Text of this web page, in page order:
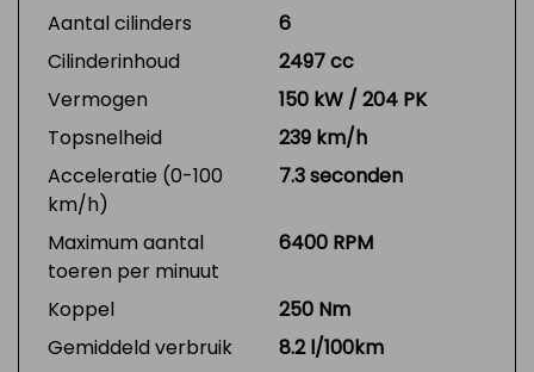
Aantal cilinders
6
Cilinderinhoud
2497 cc
Vermogen
150 kW / 204 PK
Topsnelheid
239 km/h
Acceleratie (0-100
km/h)
7.3 seconden
Maximum aantal
toeren per minuut
6400 RPM
Koppel
250 Nm
Gemiddeld verbruik
8.2 l/100km